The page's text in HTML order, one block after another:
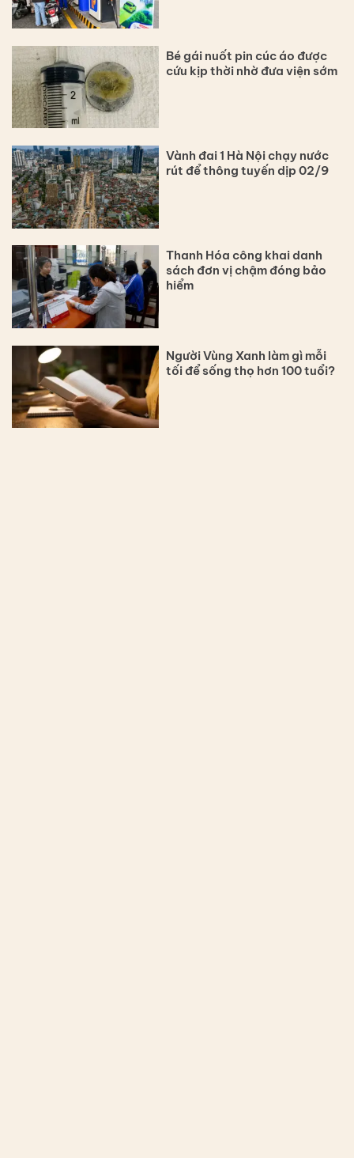
Bé gái nuốt pin cúc áo được
cứu kịp thời nhờ đưa viện sớm
Vành đai 1 Hà Nội chạy nước
rút để thông tuyến dịp 02/9
Thanh Hóa công khai danh
sách đơn vị chậm đóng bảo
hiểm
Người Vùng Xanh làm gì mỗi
tối để sống thọ hơn 100 tuổi?